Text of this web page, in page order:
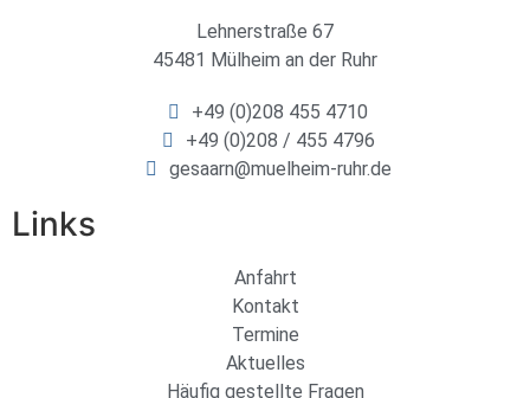
Lehnerstraße 67
45481 Mülheim an der Ruhr
+49 (0)208 455 4710
+49 (0)208 / 455 4796
gesaarn@muelheim-ruhr.de
Links
Anfahrt
Kontakt
Termine
Aktuelles
Häufig gestellte Fragen